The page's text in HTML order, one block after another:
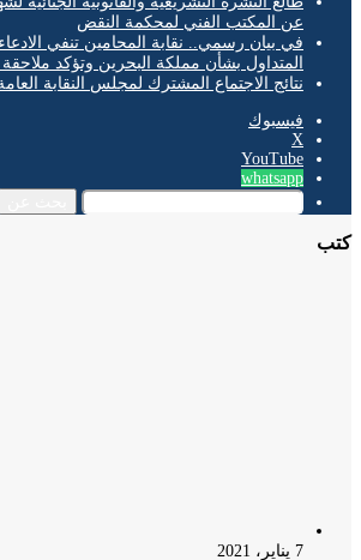
عن المكتب الفني لمحكمة النقض
في بيان رسمي.. نقابة المحامين تنفي الادعاءات
المتداول بشأن مملكة البحرين وتؤكد ملاحقة
نتائج الاجتماع المشترك لمجلس النقابة العامة
فيسبوك
‫YouTube
whatsapp